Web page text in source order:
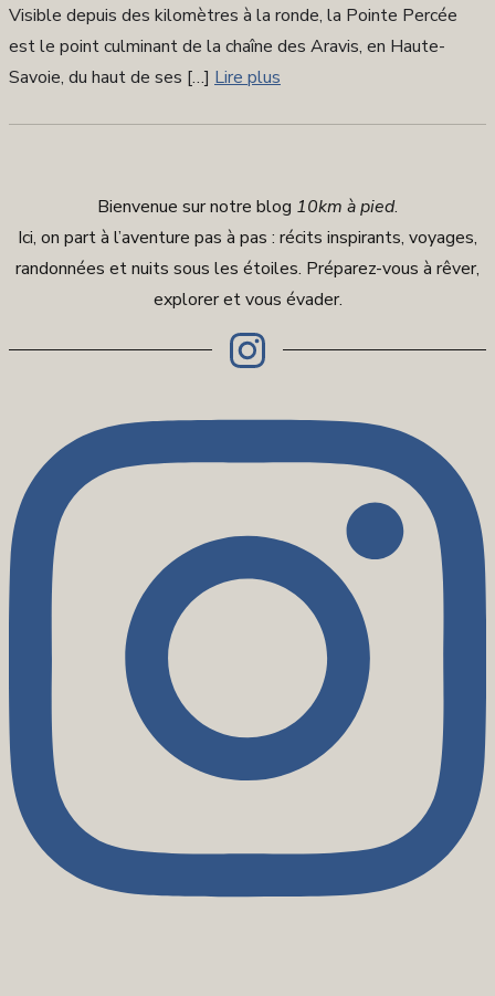
Visible depuis des kilomètres à la ronde, la Pointe Percée
est le point culminant de la chaîne des Aravis, en Haute-
Savoie, du haut de ses […] Lire plus
Bienvenue sur notre blog 10km à pied.
Ici, on part à l’aventure pas à pas : récits inspirants, voyages,
randonnées et nuits sous les étoiles. Préparez-vous à rêver,
explorer et vous évader.